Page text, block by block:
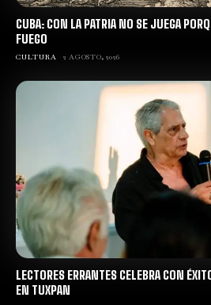
CUBA: CON LA PATRIA NO SE JUEGA
FUEGO
CULTURA 2 AGOSTO, 2026
LECTORES ERRANTES CELEBRA CON
EN TUXPAN